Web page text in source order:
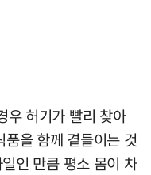
우 허기가 빨리 찾아
을 함께 곁들이는 것
인 만큼 평소 몸이 차